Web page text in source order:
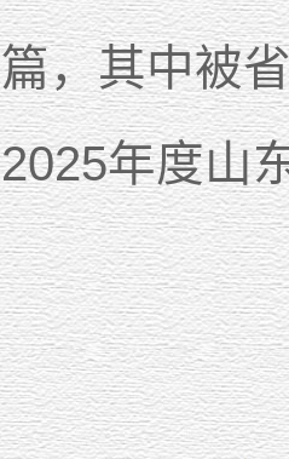
篇，其中被
2025年度山